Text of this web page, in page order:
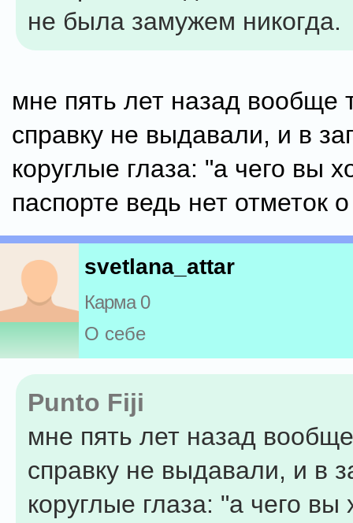
не была замужем никогда.
мне пять лет назад вообще
справку не выдавали, и в
коруглые глаза: "а чего вы
паспорте ведь нет отметок
svetlana_attar
Карма 0
О себе
Punto Fiji
мне пять лет назад
справку не выдавали, и в
коруглые глаза: "а чего вы